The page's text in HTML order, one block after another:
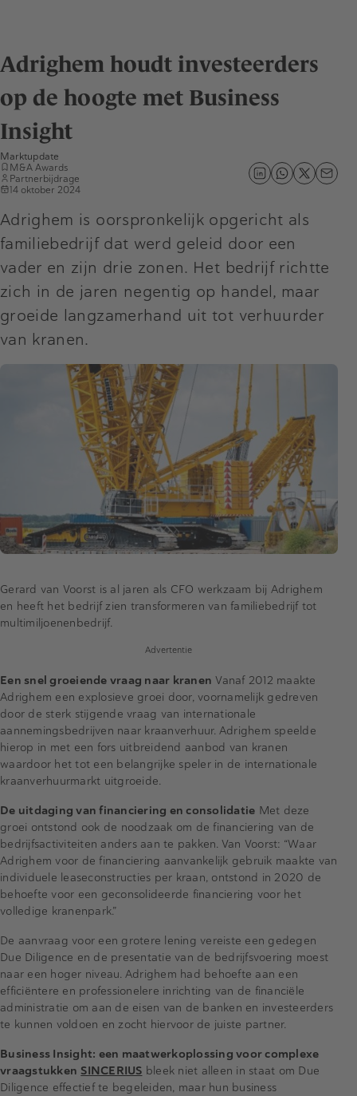
Adrighem houdt investeerders
op de hoogte met Business
Insight
Marktupdate
M&A Awards
Partnerbijdrage
14 oktober 2024
Adrighem is oorspronkelijk opgericht als
familiebedrijf dat werd geleid door een
vader en zijn drie zonen. Het bedrijf richtte
zich in de jaren negentig op handel, maar
groeide langzamerhand uit tot verhuurder
van kranen.
Gerard van Voorst is al jaren als CFO werkzaam bij Adrighem
en heeft het bedrijf zien transformeren van familiebedrijf tot
multimiljoenenbedrijf.
Advertentie
Een snel groeiende vraag naar kranen Vanaf 2012 maakte
Adrighem een explosieve groei door, voornamelijk gedreven
door de sterk stijgende vraag van internationale
aannemingsbedrijven naar kraanverhuur. Adrighem speelde
hierop in met een fors uitbreidend aanbod van kranen
waardoor het tot een belangrijke speler in de internationale
kraanverhuurmarkt uitgroeide.
De uitdaging van financiering en consolidatie Met deze
groei ontstond ook de noodzaak om de financiering van de
bedrijfsactiviteiten anders aan te pakken. Van Voorst: “Waar
Adrighem voor de financiering aanvankelijk gebruik maakte van
individuele leaseconstructies per kraan, ontstond in 2020 de
behoefte voor een geconsolideerde financiering voor het
volledige kranenpark.”
De aanvraag voor een grotere lening vereiste een gedegen
Due Diligence en de presentatie van de bedrijfsvoering moest
naar een hoger niveau. Adrighem had behoefte aan een
efficiëntere en professionelere inrichting van de financiële
administratie om aan de eisen van de banken en investeerders
te kunnen voldoen en zocht hiervoor de juiste partner.
Business Insight: een maatwerkoplossing voor complexe
vraagstukken SINCERIUS bleek niet alleen in staat om Due
Diligence effectief te begeleiden, maar hun business